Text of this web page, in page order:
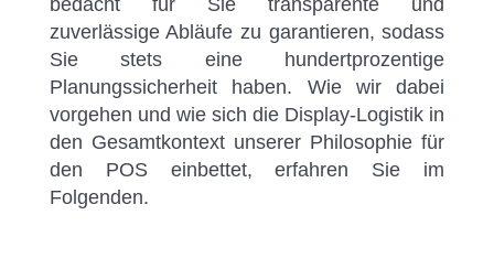
bedacht für Sie transparente und
zuverlässige Abläufe zu garantieren, sodass
Sie stets eine hundertprozentige
Planungssicherheit haben. Wie wir dabei
vorgehen und wie sich die Display-Logistik in
den Gesamtkontext unserer Philosophie für
den POS einbettet, erfahren Sie im
Folgenden.